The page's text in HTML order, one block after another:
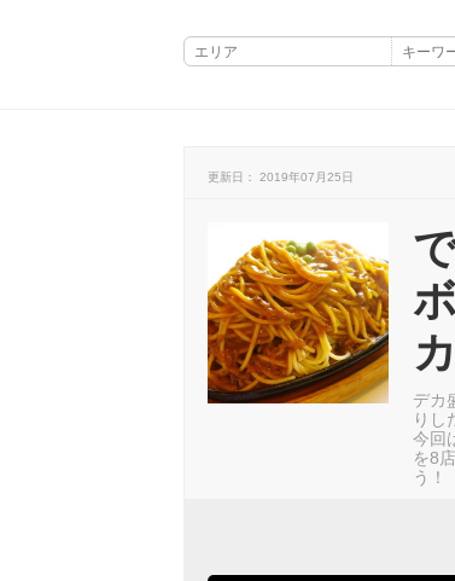
更新日： 2019年07月25日
デカ
りし
今回
を8
う！